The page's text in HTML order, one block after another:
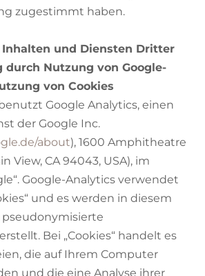
zugestimmt haben.
und Diensten Dritter
durch Nutzung von Google-
von Cookies
Google Analytics, einen
der Google Inc.
about), 1600 Amphitheatre
View, CA 94043, USA), im
Google-Analytics verwendet
und es werden in diesem
Bei „Cookies“ handelt es
die auf Ihrem Computer
und die eine Analyse ihrer